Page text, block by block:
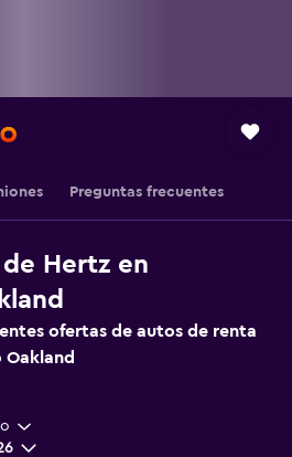
Preguntas frecuentes
Hertz en
ofertas de autos de renta